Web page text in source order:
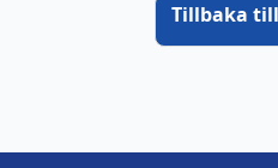
Tillbaka